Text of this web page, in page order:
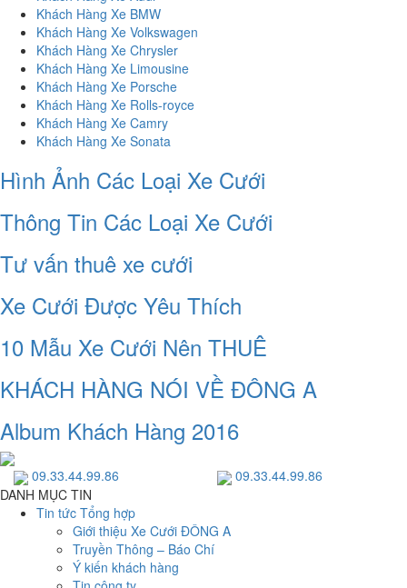
Khách Hàng Xe BMW
Khách Hàng Xe Volkswagen
Khách Hàng Xe Chrysler
Khách Hàng Xe Limousine
Khách Hàng Xe Porsche
Khách Hàng Xe Rolls-royce
Khách Hàng Xe Camry
Khách Hàng Xe Sonata
Hình Ảnh Các Loại Xe Cưới
Thông Tin Các Loại Xe Cưới
Tư vấn thuê xe cưới
Xe Cưới Được Yêu Thích
10 Mẫu Xe Cưới Nên THUÊ
KHÁCH HÀNG NÓI VỀ ĐÔNG A
Album Khách Hàng 2016
09.33.44.99.86
09.33.44.99.86
DANH MỤC TIN
Tin tức Tổng hợp
Giới thiệu Xe Cưới ĐÔNG A
Truyền Thông – Báo Chí
Ý kiến khách hàng